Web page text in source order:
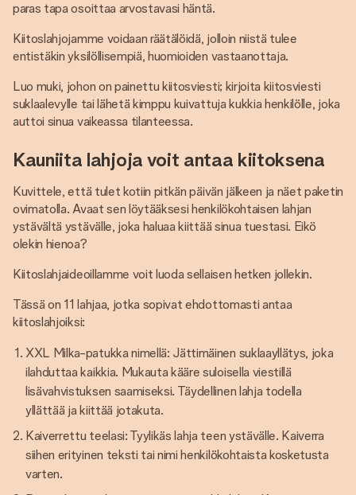
paras tapa osoittaa arvostavasi häntä.
Kiitoslahjojamme voidaan räätälöidä, jolloin niistä tulee
entistäkin yksilöllisempiä, huomioiden vastaanottaja.
Luo muki, johon on painettu kiitosviesti; kirjoita kiitosviesti
suklaalevylle tai lähetä kimppu kuivattuja kukkia henkilölle, joka
auttoi sinua vaikeassa tilanteessa.
Kauniita lahjoja voit antaa kiitoksena
Kuvittele, että tulet kotiin pitkän päivän jälkeen ja näet paketin
ovimatolla. Avaat sen löytääksesi henkilökohtaisen lahjan
ystävältä ystävälle, joka haluaa kiittää sinua tuestasi. Eikö
olekin hienoa?
Kiitoslahjaideoillamme voit luoda sellaisen hetken jollekin.
Tässä on 11 lahjaa, jotka sopivat ehdottomasti antaa
kiitoslahjoiksi:
XXL Milka-patukka nimellä: Jättimäinen suklaayllätys, joka
ilahduttaa kaikkia. Mukauta kääre suloisella viestillä
lisävahvistuksen saamiseksi. Täydellinen lahja todella
yllättää ja kiittää jotakuta.
Kaiverrettu teelasi: Tyylikäs lahja teen ystävälle. Kaiverra
siihen erityinen teksti tai nimi henkilökohtaista kosketusta
varten.